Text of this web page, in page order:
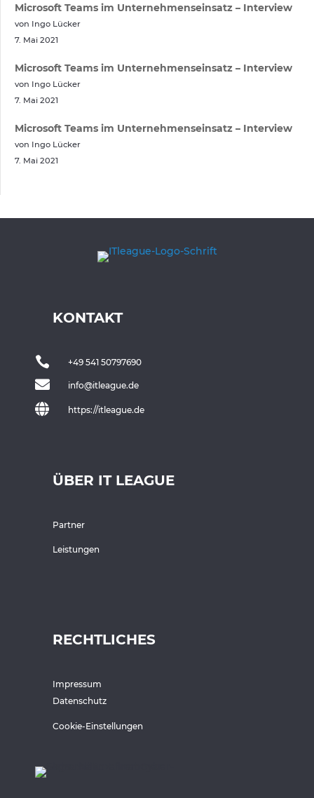
Microsoft Teams im Unternehmenseinsatz – Interview
von Ingo Lücker
7. Mai 2021
Microsoft Teams im Unternehmenseinsatz – Interview
von Ingo Lücker
7. Mai 2021
Microsoft Teams im Unternehmenseinsatz – Interview
von Ingo Lücker
7. Mai 2021
KONTAKT
 +49 541 50797690
 info@itleague.de
 https://itleague.de
ÜBER IT LEAGUE
Partner
Leistungen
RECHTLICHES
Impressum
Datenschutz
Cookie-Einstellungen